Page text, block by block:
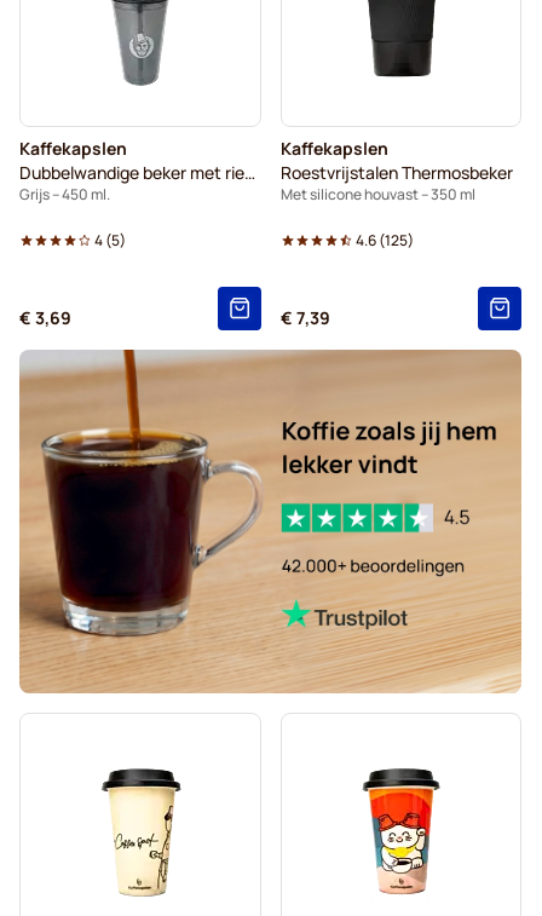
Kaffekapslen
Dubbelwandige beker met rietje
Grijs – 450 ml.
4(5)
€ 3,69
Kaffekapslen
Roestvrijstalen Thermosbeker
Met silicone houvast – 350 ml
4.6(125)
€ 7,39